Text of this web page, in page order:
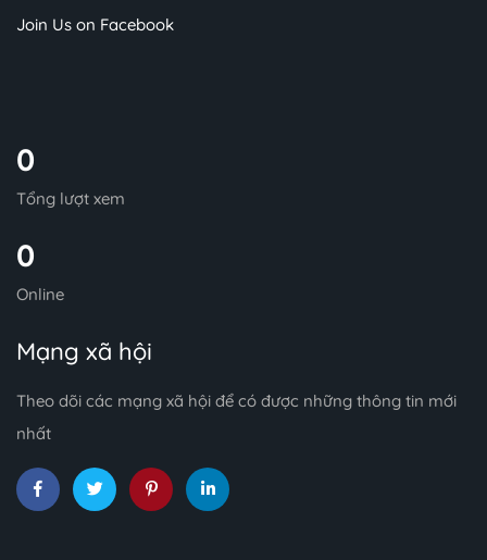
Join Us on Facebook
0
Tổng lượt xem
0
Online
Mạng xã hội
Theo dõi các mạng xã hội để có được những thông tin mới
nhất